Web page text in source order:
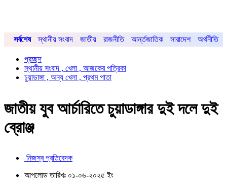
সর্বশেষ স্থানীয় সংবাদ জাতীয় রাজনীতি আর্ন্তজাতিক সারাদেশ অর্থনীতি
প্রচ্ছদ
স্থানীয় সংবাদ , খেলা , আজকের পত্রিকা
চুয়াডাঙ্গা , অন্য খেলা , প্রথম পাতা
জাতীয় যুব আর্চারিতে চুয়াডাঙ্গার দুই দলে দুই
ব্রোঞ্জ
নিজস্ব প্রতিবেদক
আপলোড তারিখঃ ০১-০৬-২০২৫ ইং